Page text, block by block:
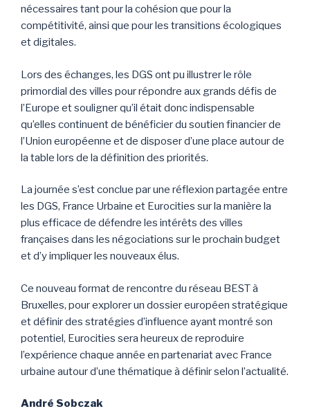
nécessaires tant pour la cohésion que pour la
compétitivité, ainsi que pour les transitions écologiques
et digitales.
Lors des échanges, les DGS ont pu illustrer le rôle
primordial des villes pour répondre aux grands défis de
l’Europe et souligner qu’il était donc indispensable
qu’elles continuent de bénéficier du soutien financier de
l’Union européenne et de disposer d’une place autour de
la table lors de la définition des priorités.
La journée s’est conclue par une réflexion partagée entre
les DGS, France Urbaine et Eurocities sur la manière la
plus efficace de défendre les intérêts des villes
françaises dans les négociations sur le prochain budget
et d’y impliquer les nouveaux élus.
Ce nouveau format de rencontre du réseau BEST à
Bruxelles, pour explorer un dossier européen stratégique
et définir des stratégies d’influence ayant montré son
potentiel, Eurocities sera heureux de reproduire
l’expérience chaque année en partenariat avec France
urbaine autour d’une thématique à définir selon l’actualité.
André Sobczak